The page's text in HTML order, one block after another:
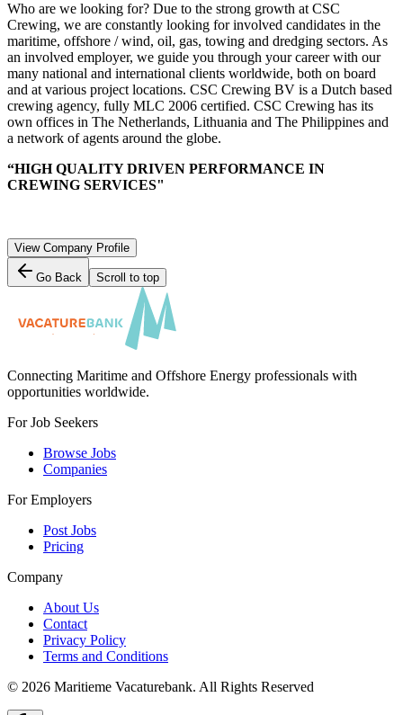
Who are we looking for? Due to the strong growth at CSC
Crewing, we are constantly looking for involved candidates in the
maritime, offshore / wind, oil, gas, towing and dredging sectors. As
an involved employer, we guide you through your career with our
many national and international clients worldwide, both on board
and at various project locations. CSC Crewing BV is a Dutch based
crewing agency, fully MLC 2006 certified. CSC Crewing has its
own offices in The Netherlands, Lithuania and The Philippines and
a network of agents around the globe.
“HIGH QUALITY DRIVEN PERFORMANCE IN
CREWING SERVICES"
View Company Profile
Go Back Scroll to top
Connecting Maritime and Offshore Energy professionals with
opportunities worldwide.
For Job Seekers
Browse Jobs
Companies
For Employers
Post Jobs
Pricing
Company
About Us
Contact
Privacy Policy
Terms and Conditions
© 2026 Maritieme Vacaturebank. All Rights Reserved